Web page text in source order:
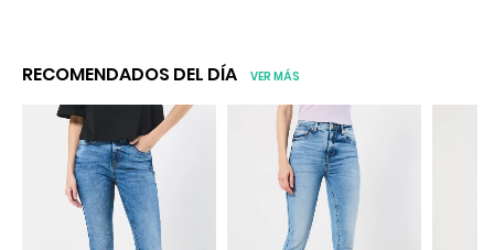
RECOMENDADOS DEL DÍA VER MÁS